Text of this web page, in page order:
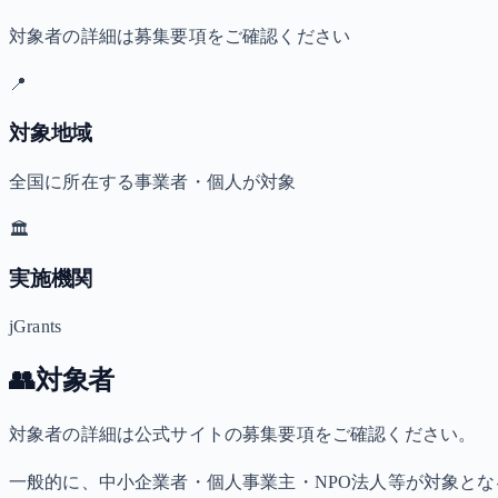
対象者の詳細は募集要項をご確認ください
📍
対象地域
全国に所在する事業者・個人が対象
🏛️
実施機関
jGrants
👥対象者
対象者の詳細は公式サイトの募集要項をご確認ください。
一般的に、中小企業者・個人事業主・NPO法人等が対象とな